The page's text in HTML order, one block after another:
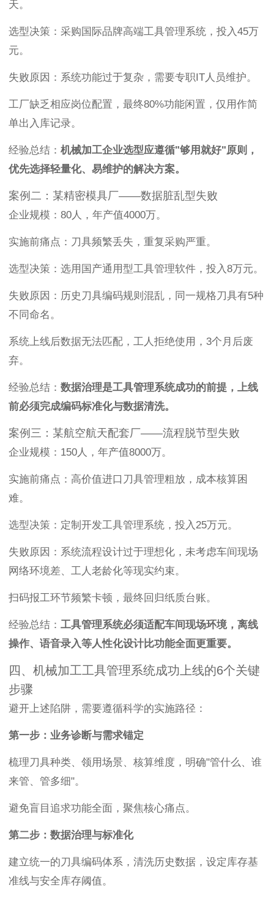
天。
选型决策：采购国际品牌高端工具管理系统，投入45万
元。
失败原因：系统功能过于复杂，需要专职IT人员维护。
工厂缺乏相应岗位配置，最终80%功能闲置，仅用作简
单出入库记录。
经验总结： 机械加工企业选型应遵循"够用就好"原则，
优先选择轻量化、易维护的解决方案。
案例二：某精密模具厂——数据脏乱型失败
企业规模：80人，年产值4000万。
实施前痛点：刀具频繁丢失，重复采购严重。
选型决策：选用国产通用型工具管理软件，投入8万元。
失败原因：历史刀具编码规则混乱，同一规格刀具有5种
不同命名。
系统上线后数据无法匹配，工人拒绝使用，3个月后废
弃。
经验总结： 数据治理是工具管理系统成功的前提，上线
前必须完成编码标准化与数据清洗。
案例三：某航空航天配套厂——流程脱节型失败
企业规模：150人，年产值8000万。
实施前痛点：高价值进口刀具管理粗放，成本核算困
难。
选型决策：定制开发工具管理系统，投入25万元。
失败原因：系统流程设计过于理想化，未考虑车间现场
网络环境差、工人老龄化等现实约束。
扫码报工环节频繁卡顿，最终回归纸质台账。
经验总结： 工具管理系统必须适配车间现场环境，离线
操作、语音录入等人性化设计比功能全面更重要。
四、机械加工工具管理系统成功上线的6个关键
步骤
避开上述陷阱，需要遵循科学的实施路径：
第一步：业务诊断与需求锚定
梳理刀具种类、领用场景、核算维度，明确"管什么、谁
来管、管多细"。
避免盲目追求功能全面，聚焦核心痛点。
第二步：数据治理与标准化
建立统一的刀具编码体系，清洗历史数据，设定库存基
准线与安全库存阈值。